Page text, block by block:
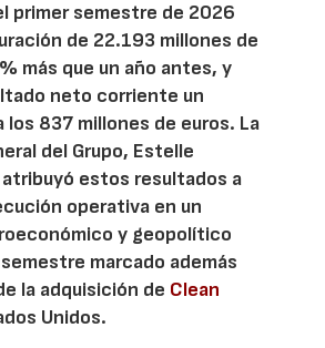
primer semestre de 2026
de 22.193 millones de
más que un año antes, y
neto corriente un
837 millones de euros. La
del Grupo, Estelle
estos resultados a
operativa en un
y geopolítico
marcado además
la adquisición de Clean
Unidos.